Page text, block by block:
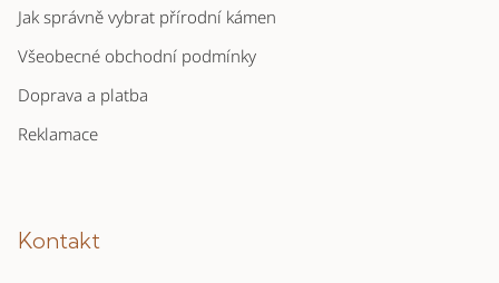
Jak správně vybrat přírodní kámen
Všeobecné obchodní podmínky
Doprava a platba
Reklamace
Kontakt